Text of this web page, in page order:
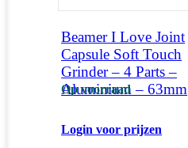
Beamer I Love Joint
Capsule Soft Touch
Grinder – 4 Parts –
Aluminium – 63mm
Op voorraad
Login voor prijzen